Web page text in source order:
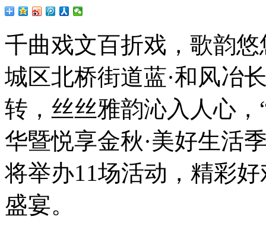
千曲戏文百折戏，歌韵
城区北桥街道蓝·和风冶
转，丝丝雅韵沁入人心
华暨悦享金秋·美好生活
将举办11场活动，精彩
盛宴。